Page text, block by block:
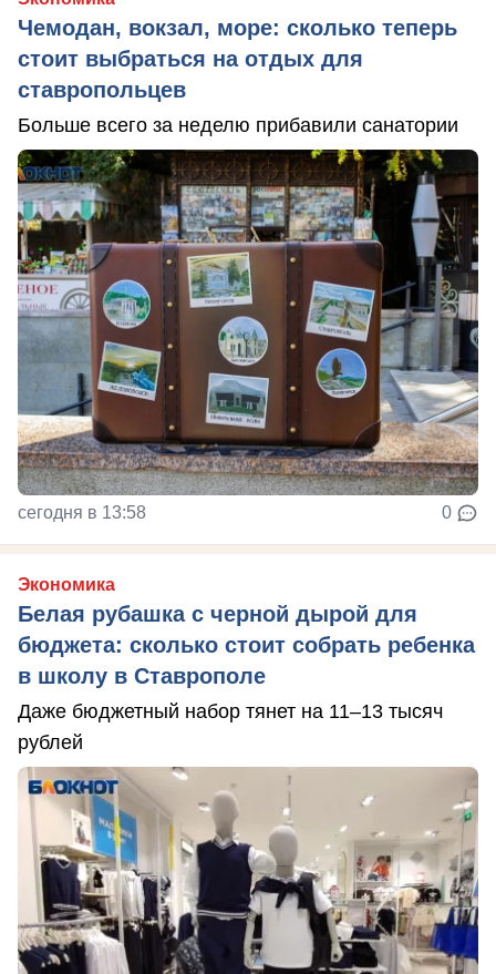
Чемодан, вокзал, море: сколько теперь
стоит выбраться на отдых для
ставропольцев
Больше всего за неделю прибавили санатории
сегодня в 13:58 0
Экономика
Белая рубашка с черной дырой для
бюджета: сколько стоит собрать ребенка
в школу в Ставрополе
Даже бюджетный набор тянет на 11–13 тысяч
рублей